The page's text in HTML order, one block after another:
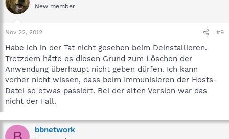
New member
Nov 22, 2012 #9
Habe ich in der Tat nicht gesehen beim Deinstallieren.
Trotzdem hätte es diesen Grund zum Löschen der
Anwendung überhaupt nicht geben dürfen. Ich kann
vorher nicht wissen, dass beim Immunisieren der Hosts-
Datei so etwas passiert. Bei der alten Version war das
nicht der Fall.
bbnetwork